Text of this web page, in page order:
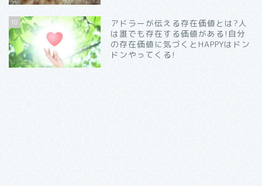
10
アドラーが伝える存在価値とは?人
は誰でも存在する価値がある!自分
の存在価値に気づくとHAPPYはドン
ドンやってくる!